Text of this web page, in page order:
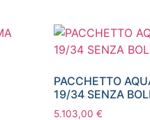
PACCHETTO
19/34 SENZA
5.103,00€